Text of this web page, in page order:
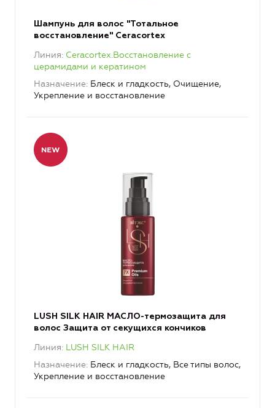
Шампунь для волос "Тотальное
восстановление" Ceracortex
Линия Ceracortex.Восстановление с
церамидами и кератином
Назначение Блеск и гладкость, Очищение,
Укрепление и восстановление
LUSH SILK HAIR МАСЛО-термозащита для
волос Защита от секущихся кончиков
Линия LUSH SILK HAIR
Назначение Блеск и гладкость, Все типы волос,
Укрепление и восстановление